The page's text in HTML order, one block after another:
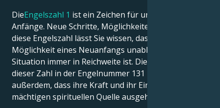
DieEngelszahl 1 ist ein Zeichen für ungehinderte
Anfänge. Neue Schritte, Möglichkeiten und Wege –
diese Engelszahl lässt Sie wissen, dass die
Möglichkeit eines Neuanfangs unabhängig von der
Situation immer in Reichweite ist. Die Wiederholung
dieser Zahl in der Engelnummer 131 zeigt uns
außerdem, dass ihre Kraft und ihr Einfluss von einer
mächtigen spirituellen Quelle ausgehen.